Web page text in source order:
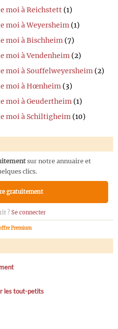
moi à Reichstett (1)
moi à Weyersheim (1)
moi à Bischheim (7)
moi à Vendenheim (2)
moi à Souffelweyersheim (2)
moi à Hœnheim (3)
moi à Geudertheim (1)
moi à Schiltigheim (10)
sur notre annuaire et
clics.
gratuitement
? Se connecter
Premium
les tout-petits